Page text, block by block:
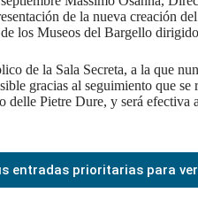
de la nueva creación
los Museos del Bargello
de la Sala Secreta, a la que
gracias al seguimiento que se
Pietre Dure, y será efectiva
entradas prioritarias para